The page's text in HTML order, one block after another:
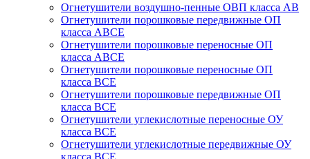
Огнетушители воздушно-пенные ОВП класса АВ
Огнетушители порошковые передвижные ОП
класса АВСЕ
Огнетушители порошковые переносные ОП
класса АВСЕ
Огнетушители порошковые переносные ОП
класса ВСЕ
Огнетушители порошковые передвижные ОП
класса ВСЕ
Огнетушители углекислотные переносные ОУ
класса ВСЕ
Огнетушители углекислотные передвижные ОУ
класса ВСЕ